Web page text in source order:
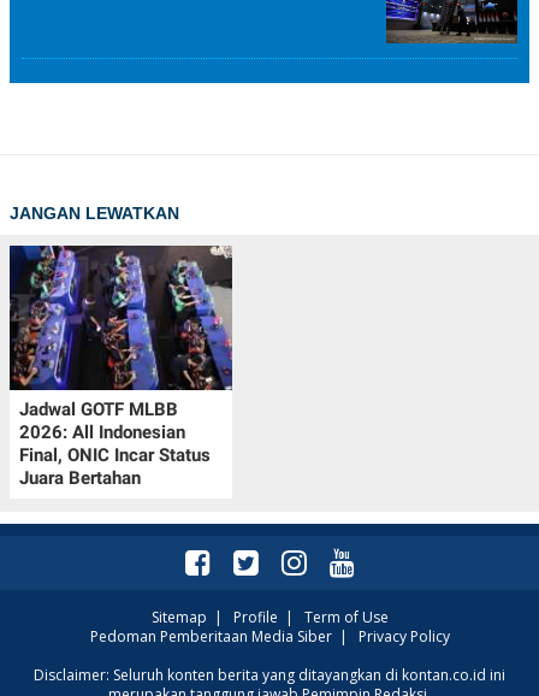
JANGAN LEWATKAN
Jadwal GOTF MLBB
2026: All Indonesian
Final, ONIC Incar Status
Juara Bertahan
Sitemap | Profile | Term of Use
Pedoman Pemberitaan Media Siber| Privacy Policy
Disclaimer: Seluruh konten berita yang ditayangkan di kontan.co.id ini